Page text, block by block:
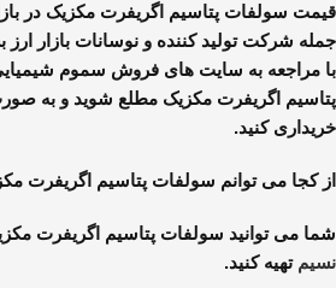
قیمت سولفات پتاسیم اگریفرت مکزیک در
جمله شرکت تولید کننده و نوسانات بازار
با مراجعه به سایت های فروش سموم
پتاسیم اگریفرت مکزیک مطلع شوید و به صورت
خریداری کنید.
از کجا می توانم سولفات پتاسیم اگریفرت
شما می توانید سولفات پتاسیم اگریفرت
نسیم تهیه کنید.